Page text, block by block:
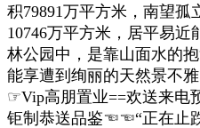
积79891万平方米，南望
10746万平方米，居平易
林公园中，是靠山面水的
能享遭到绚丽的天然景不
☞Vip高朋置业==欢送来电
钜制恭送品鉴☜☜“正在止